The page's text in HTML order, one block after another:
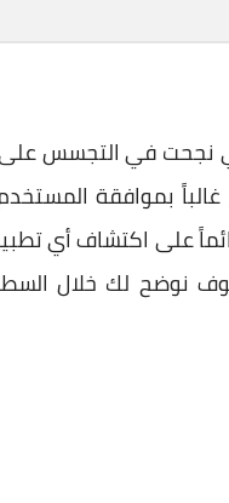
نجحت في التجسس
بموافقة
دائماً على اكتشاف
نوضح لك خلال